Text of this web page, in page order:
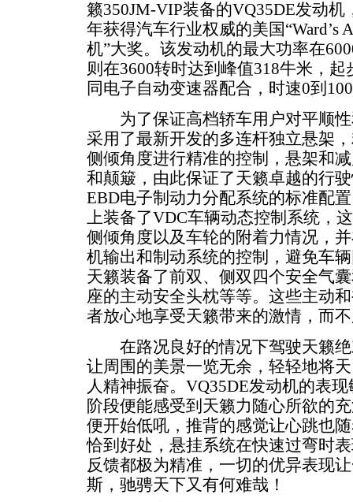
籁350JM-VIP装备的VQ35DE发动
年获得汽车行业权威的美国“Ward’s
机”大奖。该发动机的最大功率在
则在3600转时达到峰值318牛米，
同电子自动变速器配合，时速0到
为了保证高档轿车用户对平顺性
采用了最新开发的多连杆独立悬架
侧倾角度进行精准的控制，悬架和
和颠簸，由此保证了天籁卓越的行
EBD电子制动力分配系统的标准配
上装备了VDC车辆动态控制系统，
侧倾角度以及车轮的附着力情况，
机输出和制动系统的控制，避免车
天籁装备了前双、侧双四个安全气
座的主动安全头枕等等。这些主动
者放心地享受天籁带来的激情，而
在路况良好的情况下驾驶天籁绝
让周围的美景一览无余，轻轻地将
人精神振奋。VQ35DE发动机的表
阶段便能感受到天籁力随心所欲的
便开始低吼，推背的感觉让心跳也
恰到好处，悬挂系统在快速过弯时
反馈都极为精准，一切的优异表现
斯，驰骋天下又有何难哉！